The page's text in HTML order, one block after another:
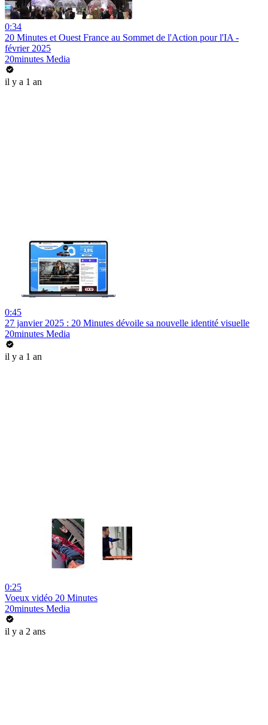
0:34
20 Minutes et Ouest France au Sommet de l'Action pour l'IA -
février 2025
20minutes Media
il y a 1 an
0:45
27 janvier 2025 : 20 Minutes dévoile sa nouvelle identité visuelle
20minutes Media
il y a 1 an
0:25
Voeux vidéo 20 Minutes
20minutes Media
il y a 2 ans